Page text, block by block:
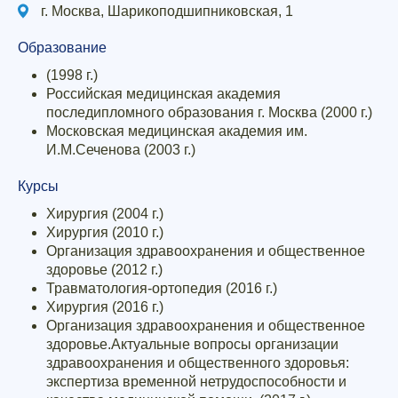
г. Москва, Шарикоподшипниковская, 1
Образование
(1998 г.)
Российская медицинская академия
последипломного образования г. Москва (2000 г.)
Московская медицинская академия им.
И.М.Сеченова (2003 г.)
Курсы
Хирургия (2004 г.)
Хирургия (2010 г.)
Организация здравоохранения и общественное
здоровье (2012 г.)
Травматология-ортопедия (2016 г.)
Хирургия (2016 г.)
Организация здравоохранения и общественное
здоровье.Актуальные вопросы организации
здравоохранения и общественного здоровья:
экспертиза временной нетрудоспособности и